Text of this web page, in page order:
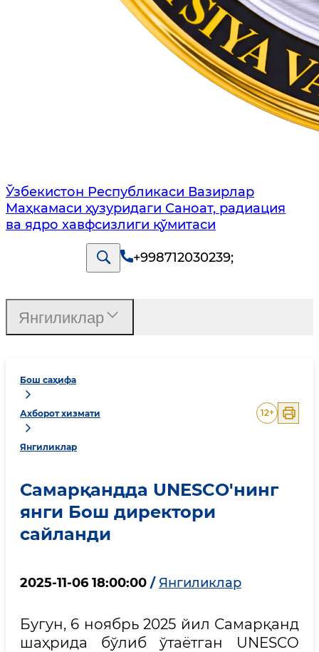
Ўзбекистон Республикаси Вазирлар
Маҳкамаси ҳузуридаги Саноат, радиация
ва ядро хавфсизлиги қўмитаси
+998712030239;
Бош саҳифа
Ахборот хизмати
Янгиликлар
12+
Самарқандда UNESCO'нинг
янги Бош директори
сайланди
2025-11-06 18:00:00 / Янгиликлар
Бугун, 6 ноябрь 2025 йил Самарқанд
шаҳрида бўлиб ўтаётган UNESCO
Янгиликлар